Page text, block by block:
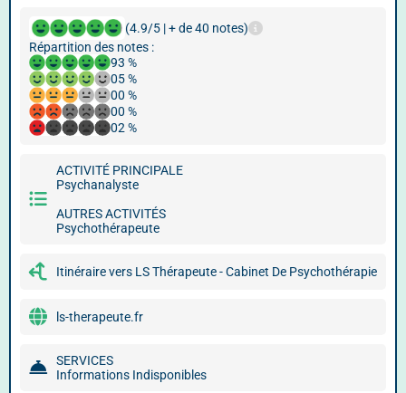
(4.9/5 | + de 40 notes)
Répartition des notes :
93 %
05 %
00 %
00 %
02 %
ACTIVITÉ PRINCIPALE
Psychanalyste
AUTRES ACTIVITÉS
Psychothérapeute
Itinéraire vers LS Thérapeute - Cabinet De Psychothérapie
ls-therapeute.fr
SERVICES
Informations Indisponibles